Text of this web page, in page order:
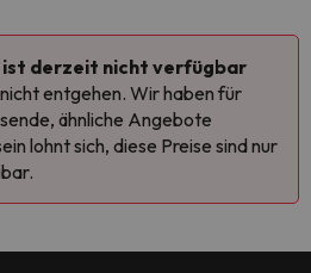
derzeit nicht verfügbar
entgehen. Wir haben für
ähnliche Angebote
lohnt sich, diese Preise sind nur